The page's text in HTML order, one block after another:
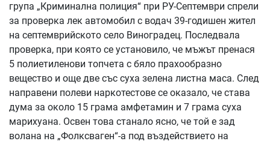
група „Криминална полиция“ при РУ-Септември спрели
за проверка лек автомобил с водач 39-годишен жител
на септемврийското село Виноградец. Последвала
проверка, при която се установило, че мъжът пренася
5 полиетиленови топчета с бяло прахообразно
вещество и още две със суха зелена листна маса. След
направени полеви наркотестове се оказало, че става
дума за около 15 грама амфетамин и 7 грама суха
марихуана. Освен това станало ясно, че той е зад
волана на „Фолксваген“-а под въздействието на